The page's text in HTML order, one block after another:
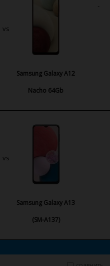
vs
Samsung Galaxy A12
Nacho 64Gb
vs
Samsung Galaxy A13
(SM-A137)